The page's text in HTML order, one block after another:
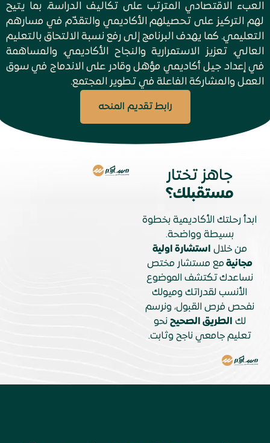
العبء الاقتصادي المترتب على تكاليف الدراسة، بما يتيح
لهم التركيز على تحصيلهم الأكاديمي والتقدّم في مسارهم
التعليمي. كما يهدف البرنامج إلى رفع نسبة الالتحاق بالتعليم
العالي، تعزيز الاستمرارية والنجاح الأكاديمي، والمساهمة
في إعداد جيل أكاديمي مؤهل وقادر على الاندماج في سوق
العمل والمشاركة الفاعلة في تطوير المجتمع.
رابط تقديم المنحه
جاهز تختار
مستقبلك؟
ابدأ رحلتك الأكاديمية بخطوة
بسيطة وواضحة.
من خلال استشارة اولية
مجانية مع مستشار مختص
نساعدك تكتشف الموضوع
الأنسب لقدراتك وميولك
نفحص فرص القبول، ونرسم
لك الطريق الصحيح نحو
تعليم جامعي ناجح وثابت.